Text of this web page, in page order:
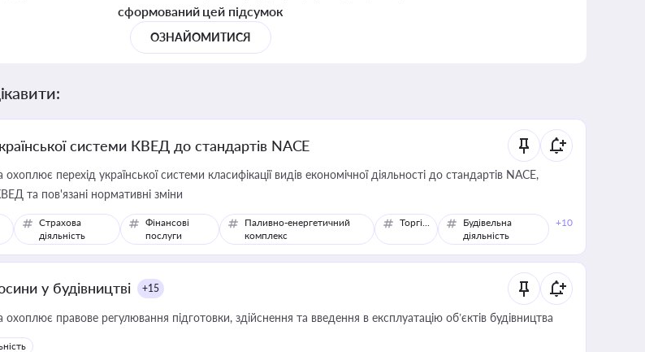
сформований цей підсумок
ОЗНАЙОМИТИСЯ
системи КВЕД до стандартів NACE
охоплює перехід української системи класифікації видів економічної діяльності до стандартів NACE,
та пов'язані нормативні зміни
Страхова
діяльність
Фінансові
послуги
Паливно-енергетичний
комплекс
Торгівля
Будівельна
діяльність
+10
у будівництві +15
охоплює правове регулювання підготовки, здійснення та введення в експлуатацію об’єктів будівництва